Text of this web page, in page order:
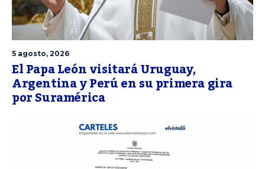
5 agosto, 2026
El Papa León visitará Uruguay,
Argentina y Perú en su primera gira
por Suramérica